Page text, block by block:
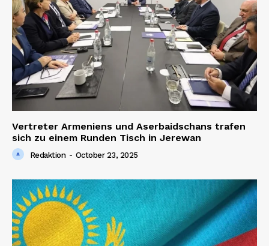
Vertreter Armeniens und Aserbaidschans trafen
sich zu einem Runden Tisch in Jerewan
Redaktion - October 23, 2025